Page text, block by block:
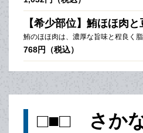
【希少部位】鮪ほほ肉
鮪のほほ肉は、濃厚な旨味と程良く脂
768円（税込）
□■□ さか